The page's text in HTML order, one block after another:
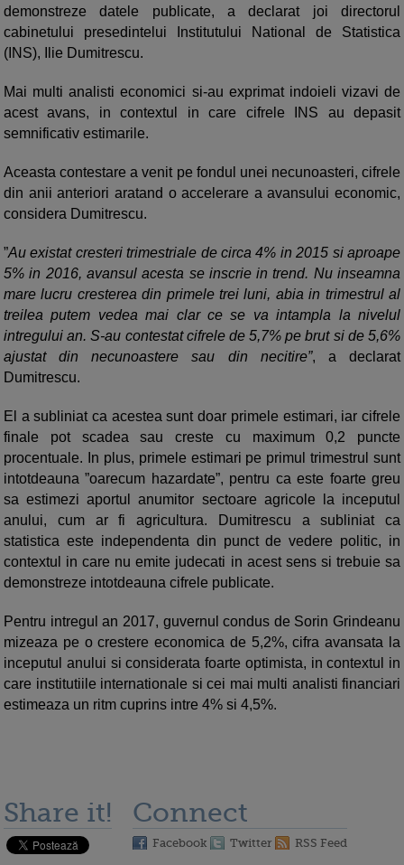
demonstreze datele publicate, a declarat joi directorul
cabinetului presedintelui Institutului National de Statistica
(INS), Ilie Dumitrescu.
Mai multi analisti economici si-au exprimat indoieli vizavi de
acest avans, in contextul in care cifrele INS au depasit
semnificativ estimarile.
Aceasta contestare a venit pe fondul unei necunoasteri, cifrele
din anii anteriori aratand o accelerare a avansului economic,
considera Dumitrescu.
”Au existat cresteri trimestriale de circa 4% in 2015 si aproape
5% in 2016, avansul acesta se inscrie in trend. Nu inseamna
mare lucru cresterea din primele trei luni, abia in trimestrul al
treilea putem vedea mai clar ce se va intampla la nivelul
intregului an. S-au contestat cifrele de 5,7% pe brut si de 5,6%
ajustat din necunoastere sau din necitire”, a declarat
Dumitrescu.
El a subliniat ca acestea sunt doar primele estimari, iar cifrele
finale pot scadea sau creste cu maximum 0,2 puncte
procentuale. In plus, primele estimari pe primul trimestrul sunt
intotdeauna ”oarecum hazardate”, pentru ca este foarte greu
sa estimezi aportul anumitor sectoare agricole la inceputul
anului, cum ar fi agricultura. Dumitrescu a subliniat ca
statistica este independenta din punct de vedere politic, in
contextul in care nu emite judecati in acest sens si trebuie sa
demonstreze intotdeauna cifrele publicate.
Pentru intregul an 2017, guvernul condus de Sorin Grindeanu
mizeaza pe o crestere economica de 5,2%, cifra avansata la
inceputul anului si considerata foarte optimista, in contextul in
care institutiile internationale si cei mai multi analisti financiari
estimeaza un ritm cuprins intre 4% si 4,5%.
Share it! Connect
Facebook Twitter RSS Feed